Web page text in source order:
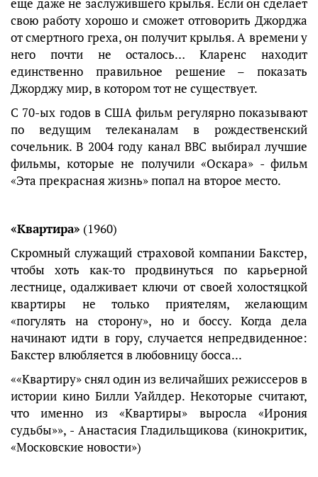
свою работу хорошо и сможет отговорить Джорджа
от смертного греха, он получит крылья. А времени у
него почти не осталось… Кларенс находит
единственно правильное решение – показать
Джорджу мир, в котором тот не существует.
С 70-ых годов в США фильм регулярно показывают
по ведущим телеканалам в рождественский
сочельник. В 2004 году канал BBC выбирал лучшие
фильмы, которые не получили «Оскара» - фильм
«Эта прекрасная жизнь» попал на второе место.
«Квартира» (1960)
Скромный служащий страховой компании Бакстер,
чтобы хоть как-то продвинуться по карьерной
лестнице, одалживает ключи от своей холостяцкой
квартиры не только приятелям, желающим
«погулять на сторону», но и боссу. Когда дела
начинают идти в гору, случается непредвиденное:
Бакстер влюбляется в любовницу босса...
««Квартиру» снял один из величайших режиссеров в
истории кино Билли Уайлдер. Некоторые считают,
что именно из «Квартиры» выросла «Ирония
судьбы»», - Анастасия Гладильщикова (кинокритик,
«Московские новости»)